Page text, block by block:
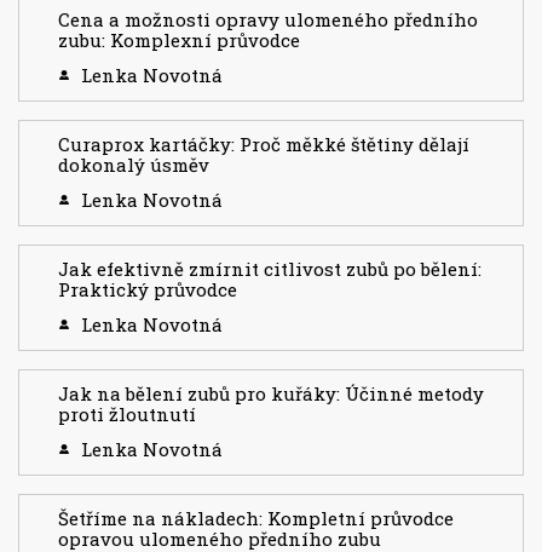
Cena a možnosti opravy ulomeného předního
zubu: Komplexní průvodce
Lenka Novotná
Curaprox kartáčky: Proč měkké štětiny dělají
dokonalý úsměv
Lenka Novotná
Jak efektivně zmírnit citlivost zubů po bělení:
Praktický průvodce
Lenka Novotná
Jak na bělení zubů pro kuřáky: Účinné metody
proti žloutnutí
Lenka Novotná
Šetříme na nákladech: Kompletní průvodce
opravou ulomeného předního zubu